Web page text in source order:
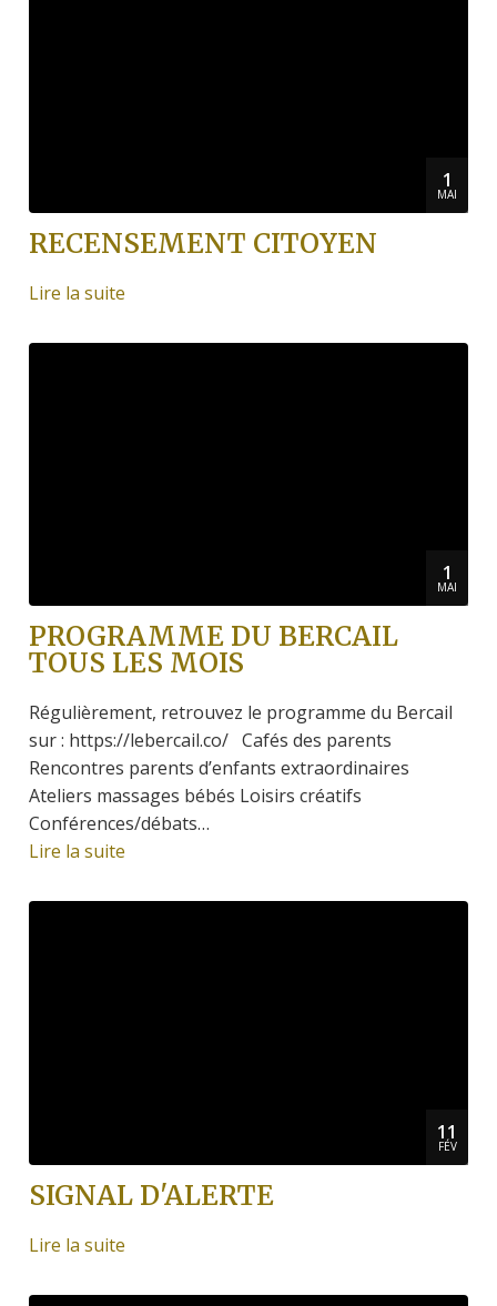
1
MAI
RECENSEMENT CITOYEN
Lire la suite
1
MAI
PROGRAMME DU BERCAIL
TOUS LES MOIS
Régulièrement, retrouvez le programme du Bercail
sur : https://lebercail.co/ Cafés des parents
Rencontres parents d’enfants extraordinaires
Ateliers massages bébés Loisirs créatifs
Conférences/débats…
Lire la suite
11
FÉV
SIGNAL D'ALERTE
Lire la suite